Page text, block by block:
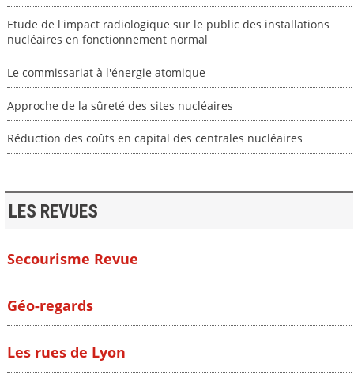
Etude de l'impact radiologique sur le public des installations
nucléaires en fonctionnement normal
Le commissariat à l'énergie atomique
Approche de la sûreté des sites nucléaires
Réduction des coûts en capital des centrales nucléaires
LES REVUES
Secourisme Revue
Géo-regards
Les rues de Lyon